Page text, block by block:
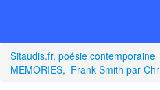
Prescriptions
Sitaudis.fr, poésie contemporaine
MEMORIES, Frank Smith par